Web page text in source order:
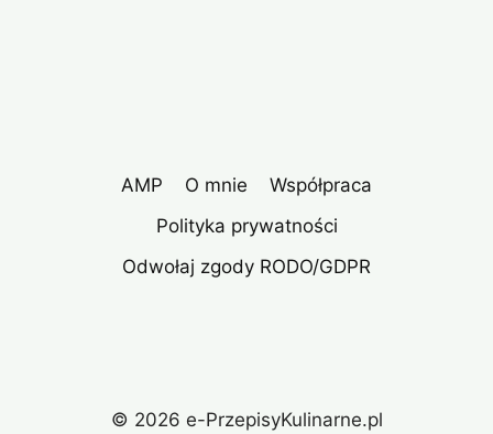
AMP O mnie
Współpraca
Polityka prywatności
Odwołaj zgody RODO/GDPR
© 2026 e-PrzepisyKulinarne.pl